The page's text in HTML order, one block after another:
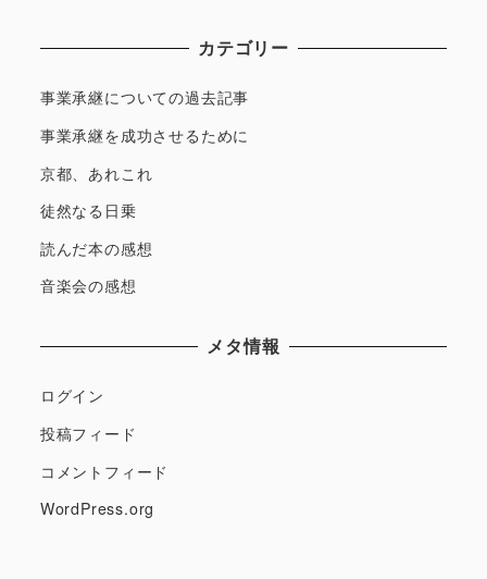
カテゴリー
事業承継についての過去記事
事業承継を成功させるために
京都、あれこれ
徒然なる日乗
読んだ本の感想
音楽会の感想
メタ情報
ログイン
投稿フィード
コメントフィード
WordPress.org